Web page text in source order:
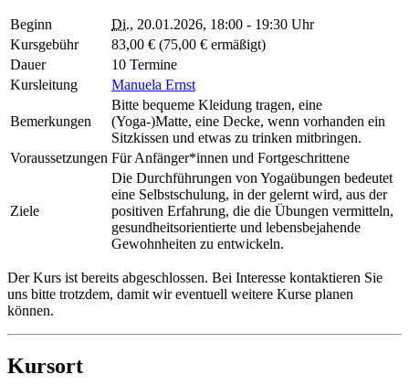
Beginn Di., 20.01.2026, 18:00 - 19:30 Uhr
Kursgebühr
83,00 € (75,00 € ermäßigt)
Dauer
10 Termine
Kursleitung
Manuela Ernst
Bemerkungen
Bitte bequeme Kleidung tragen, eine
(Yoga-)Matte, eine Decke, wenn vorhanden ein
Sitzkissen und etwas zu trinken mitbringen.
Voraussetzungen Für Anfänger*innen und Fortgeschrittene
Ziele
Die Durchführungen von Yogaübungen bedeutet
eine Selbstschulung, in der gelernt wird, aus der
positiven Erfahrung, die die Übungen vermitteln,
gesundheitsorientierte und lebensbejahende
Gewohnheiten zu entwickeln.
Der Kurs ist bereits abgeschlossen. Bei Interesse kontaktieren Sie
uns bitte trotzdem, damit wir eventuell weitere Kurse planen
können.
Kursort